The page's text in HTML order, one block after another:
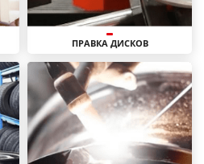
ПРАВКА ДИСКОВ